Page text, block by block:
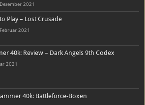
2021
Play – Lost Crusade
2021
40k: Review – Dark Angels 9th Codex
2021
40k: Battleforce-Boxen